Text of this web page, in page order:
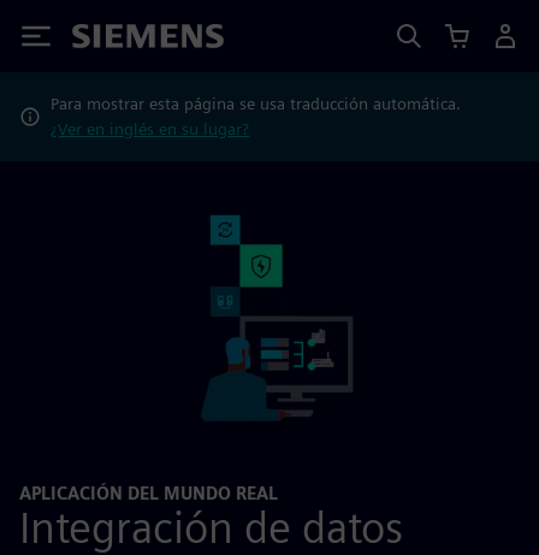
Siemens
Para mostrar esta página se usa traducción automática.
¿Ver en inglés en su lugar?
APLICACIÓN DEL MUNDO REAL
Integración de datos